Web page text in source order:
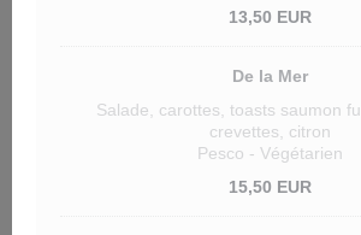
13,50 EUR
De la Mer
Salade, carottes, toasts saumon
crevettes, citron
Pesco - Végétarien
15,50 EUR